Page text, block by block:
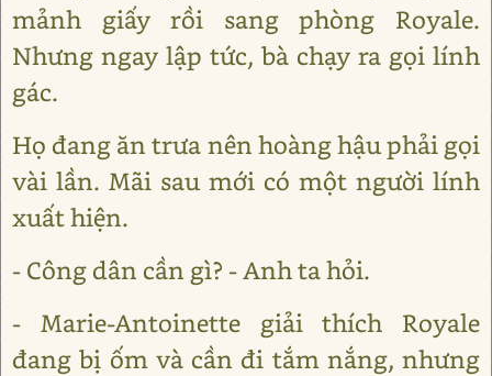
mảnh giấy rồi sang phòng Royale.
Nhưng ngay lập tức, bà chạy ra gọi lính
gác.
Họ đang ăn trưa nên hoàng hậu phải gọi
vài lần. Mãi sau mới có một người lính
xuất hiện.
- Công dân cần gì? - Anh ta hỏi.
- Marie-Antoinette giải thích Royale
đang bị ốm và cần đi tắm nắng, nhưng